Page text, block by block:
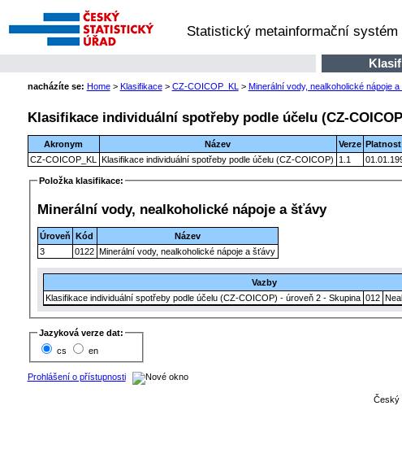
Statistický metainformační systém
nacházíte se: Home> Klasifikace> CZ-COICOP_KL > Minerální vody, nealkoholické nápoje
Klasifikace individuální spotřeby podle účelu (CZ-
Akronym Název Verze
CZ-COICOP_KL
Klasifikace individuální spotřeby podle účelu (CZ-COICOP) 1.1
Položka klasifikace:
Minerální vody, nealkoholické nápoje a šťávy
Úroveň Kód
Název
3
0122 Minerální vody, nealkoholické nápoje a šťávy
Vazby
Klasifikace individuální spotřeby podle účelu (CZ-COICOP) - úroveň 2 - Skupina 012
Jazyková verze dat:
cs
en
Prohlášení o přístupnosti
Český